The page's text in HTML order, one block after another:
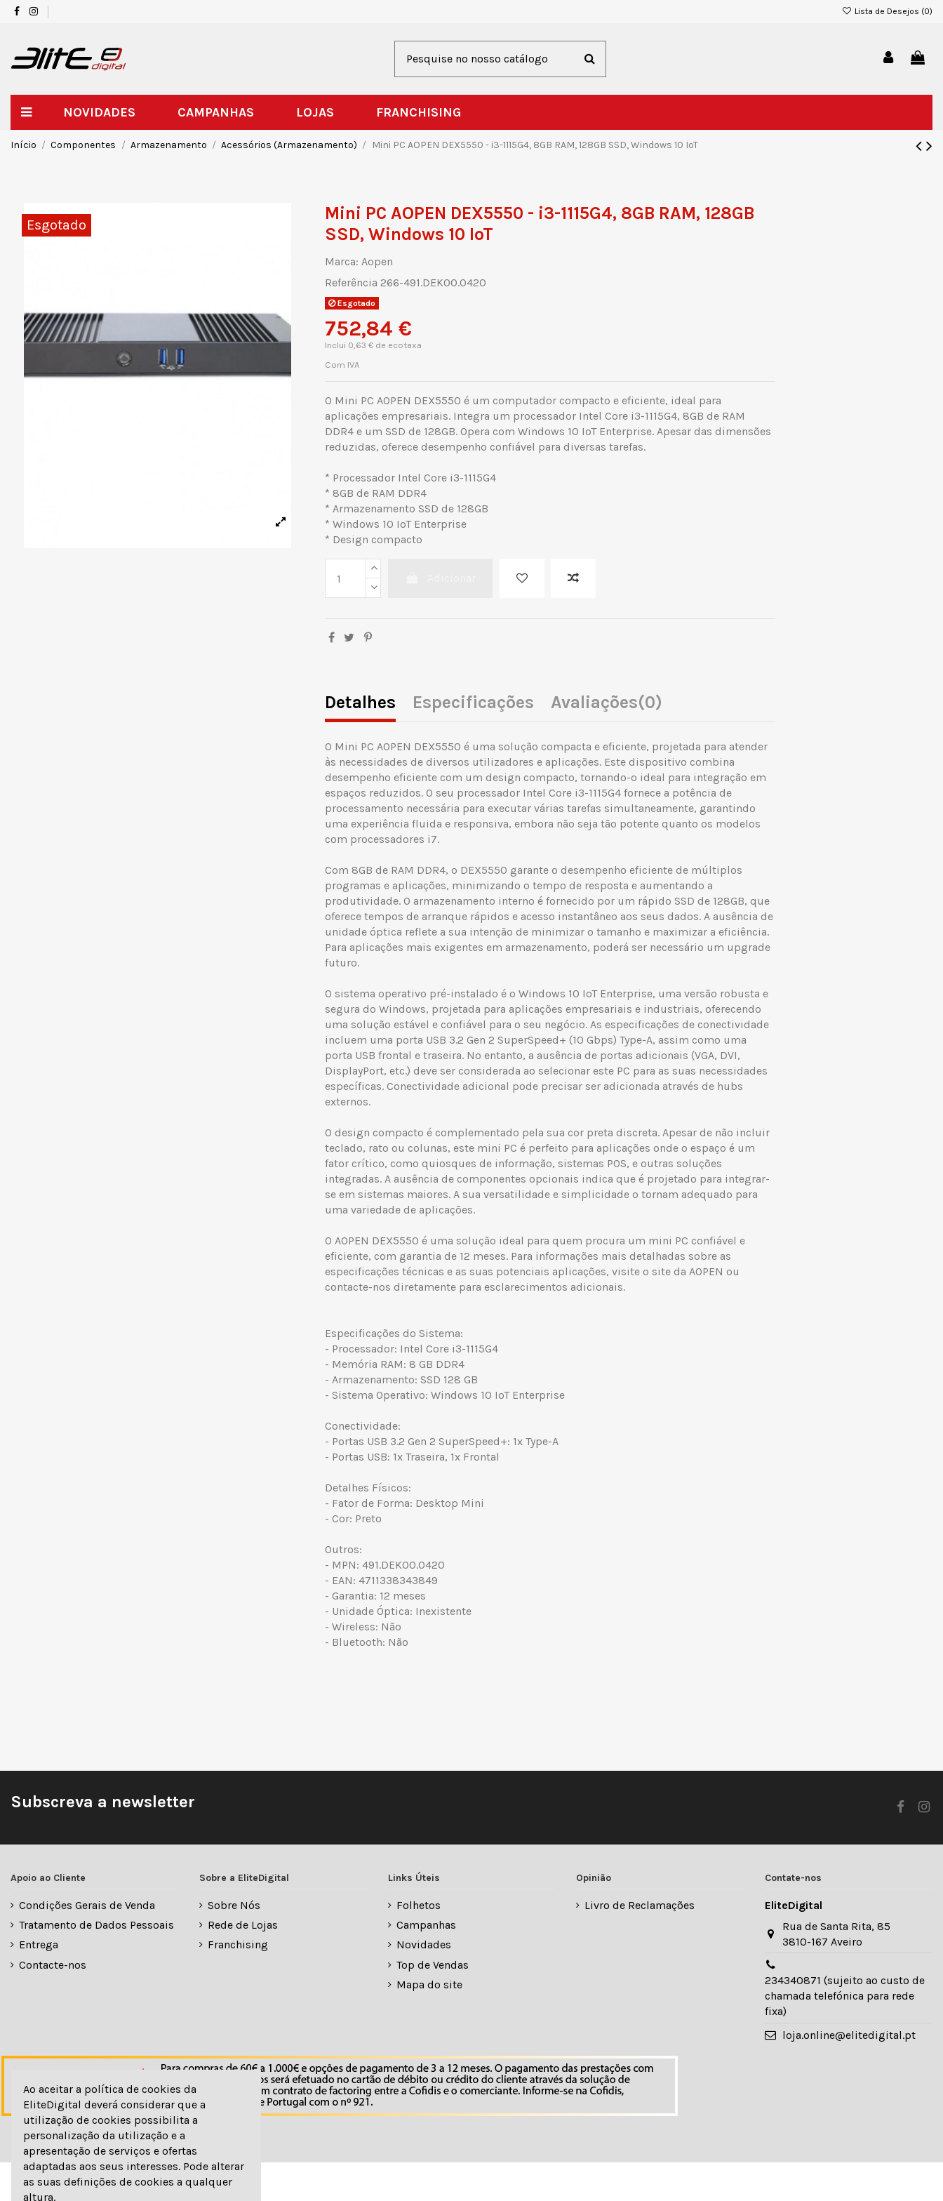
Lista de Desejos (0)
NOVIDADES CAMPANHAS LOJAS FRANCHISING
Início Componentes Armazenamento Acessórios (Armazenamento) Mini PC AOPEN DEX5550 - i3-1115G4, 8GB RAM, 128GB SSD, Windows 10 IoT
Esgotado
Mini PC AOPEN DEX5550 - i3-1115G4, 8GB RAM, 128GB
SSD, Windows 10 IoT
Marca: Aopen
Referência 266-491.DEK00.0420
Esgotado
752,84 €
Inclui 0,63 € de ecotaxa
Com IVA
O Mini PC AOPEN DEX5550 é um computador compacto e eficiente, ideal para
aplicações empresariais. Integra um processador Intel Core i3-1115G4, 8GB de RAM
DDR4 e um SSD de 128GB. Opera com Windows 10 IoT Enterprise. Apesar das dimensões
reduzidas, oferece desempenho confiável para diversas tarefas.
* Processador Intel Core i3-1115G4
* 8GB de RAM DDR4
* Armazenamento SSD de 128GB
* Windows 10 IoT Enterprise
* Design compacto
Detalhes Especificações Avaliações(0)
O Mini PC AOPEN DEX5550 é uma solução compacta e eficiente, projetada para atender
às necessidades de diversos utilizadores e aplicações. Este dispositivo combina
desempenho eficiente com um design compacto, tornando-o ideal para integração em
espaços reduzidos. O seu processador Intel Core i3-1115G4 fornece a potência de
processamento necessária para executar várias tarefas simultaneamente, garantindo
uma experiência fluida e responsiva, embora não seja tão potente quanto os modelos
com processadores i7.
Com 8GB de RAM DDR4, o DEX5550 garante o desempenho eficiente de múltiplos
programas e aplicações, minimizando o tempo de resposta e aumentando a
produtividade. O armazenamento interno é fornecido por um rápido SSD de 128GB, que
oferece tempos de arranque rápidos e acesso instantâneo aos seus dados. A ausência de
unidade óptica reflete a sua intenção de minimizar o tamanho e maximizar a eficiência.
Para aplicações mais exigentes em armazenamento, poderá ser necessário um upgrade
futuro.
O sistema operativo pré-instalado é o Windows 10 IoT Enterprise, uma versão robusta e
segura do Windows, projetada para aplicações empresariais e industriais, oferecendo
uma solução estável e confiável para o seu negócio. As especificações de conectividade
incluem uma porta USB 3.2 Gen 2 SuperSpeed+ (10 Gbps) Type-A, assim como uma
porta USB frontal e traseira. No entanto, a ausência de portas adicionais (VGA, DVI,
DisplayPort, etc.) deve ser considerada ao selecionar este PC para as suas necessidades
específicas. Conectividade adicional pode precisar ser adicionada através de hubs
externos.
O design compacto é complementado pela sua cor preta discreta. Apesar de não incluir
teclado, rato ou colunas, este mini PC é perfeito para aplicações onde o espaço é um
fator crítico, como quiosques de informação, sistemas POS, e outras soluções
integradas. A ausência de componentes opcionais indica que é projetado para integrar-
se em sistemas maiores. A sua versatilidade e simplicidade o tornam adequado para
uma variedade de aplicações.
O AOPEN DEX5550 é uma solução ideal para quem procura um mini PC confiável e
eficiente, com garantia de 12 meses. Para informações mais detalhadas sobre as
especificações técnicas e as suas potenciais aplicações, visite o site da AOPEN ou
contacte-nos diretamente para esclarecimentos adicionais.
Especificações do Sistema:
- Processador: Intel Core i3-1115G4
- Memória RAM: 8 GB DDR4
- Armazenamento: SSD 128 GB
- Sistema Operativo: Windows 10 IoT Enterprise
Conectividade:
- Portas USB 3.2 Gen 2 SuperSpeed+: 1x Type-A
- Portas USB: 1x Traseira, 1x Frontal
Detalhes Físicos:
- Fator de Forma: Desktop Mini
- Cor: Preto
Outros:
- MPN: 491.DEK00.0420
- EAN: 4711338343849
- Garantia: 12 meses
- Unidade Óptica: Inexistente
- Wireless: Não
- Bluetooth: Não
Subscreva a newsletter
Apoio ao Cliente
Condições Gerais de Venda
Tratamento de Dados Pessoais
Entrega
Contacte-nos
Sobre a EliteDigital
Sobre Nós
Rede de Lojas
Franchising
Links Úteis
Folhetos
Campanhas
Novidades
Top de Vendas
Mapa do site
Opinião
Livro de Reclamações
Contate-nos
EliteDigital
Rua de Santa Rita, 85
3810-167 Aveiro
234340871 (sujeito ao custo de
chamada telefónica para rede
fixa)
loja.online@elitedigital.pt
Ao aceitar a política de cookies da
EliteDigital deverá considerar que a
utilização de cookies possibilita a
personalização da utilização e a
apresentação de serviços e ofertas
adaptadas aos seus interesses. Pode alterar
as suas definições de cookies a qualquer
altura.